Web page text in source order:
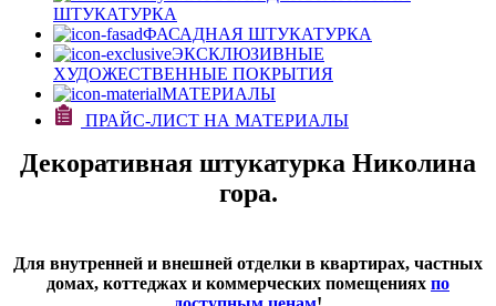
ШТУКАТУРКА
ФАСАДНАЯ ШТУКАТУРКА
ЭКСКЛЮЗИВНЫЕ
ХУДОЖЕСТВЕННЫЕ ПОКРЫТИЯ
МАТЕРИАЛЫ
ПРАЙС-ЛИСТ НА МАТЕРИАЛЫ
Декоративная штукатурка Николина
гора.
Для внутренней и внешней отделки в квартирах, частных
домах, коттеджах и коммерческих помещениях по